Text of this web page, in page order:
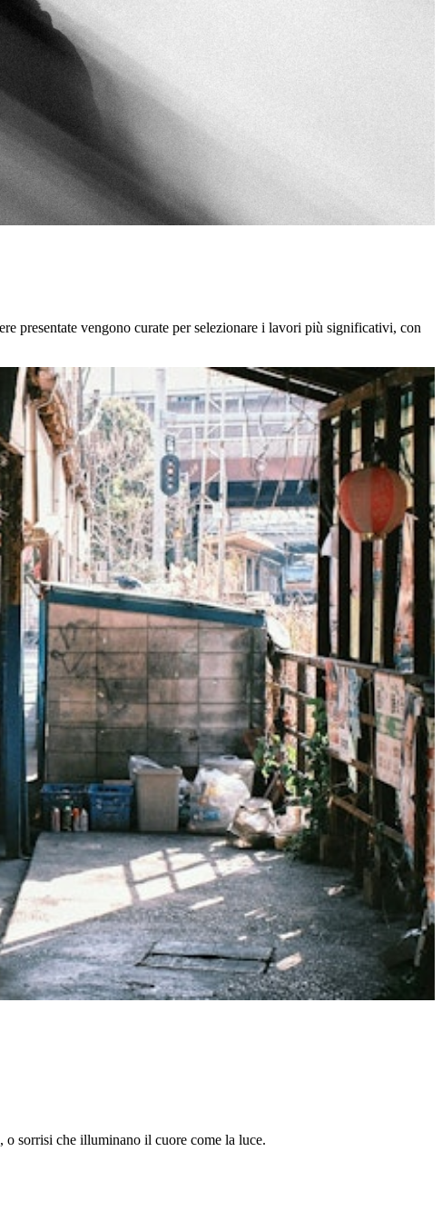
presentate vengono curate per selezionare i lavori più significativi, con
o sorrisi che illuminano il cuore come la luce.